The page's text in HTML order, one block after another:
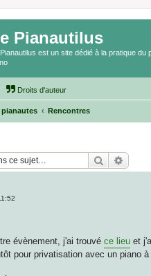
Pianautilus
est un site dédié à la pratique
Droits d'auteur
pianautes Rencontres
Rechercher
évènement, j'ai trouvé ce lieu et
pour privatisation avec un piano à